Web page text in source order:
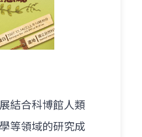
結合科博館人類
等領域的研究成